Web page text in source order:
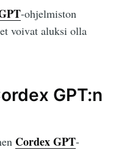
-ohjelmiston
voivat aluksi olla
GPT:n
Cordex GPT-